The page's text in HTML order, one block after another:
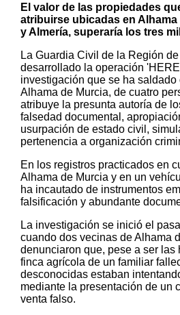
El valor de las propiedades
atribuirse ubicadas en
y Almería, superaría los tres
La Guardia Civil de la Región
desarrollado la operación
investigación que se ha saldado
Alhama de Murcia, de cuatro
atribuye la presunta autoría de
falsedad documental,
usurpación de estado civil,
pertenencia a organización
En los registros practicados en
Alhama de Murcia y en un
ha incautado de instrumentos
falsificación y abundante
La investigación se inició el
cuando dos vecinas de Alhama
denunciaron que, pese a ser las
finca agrícola de un familiar
desconocidas estaban
mediante la presentación de un
venta falso.